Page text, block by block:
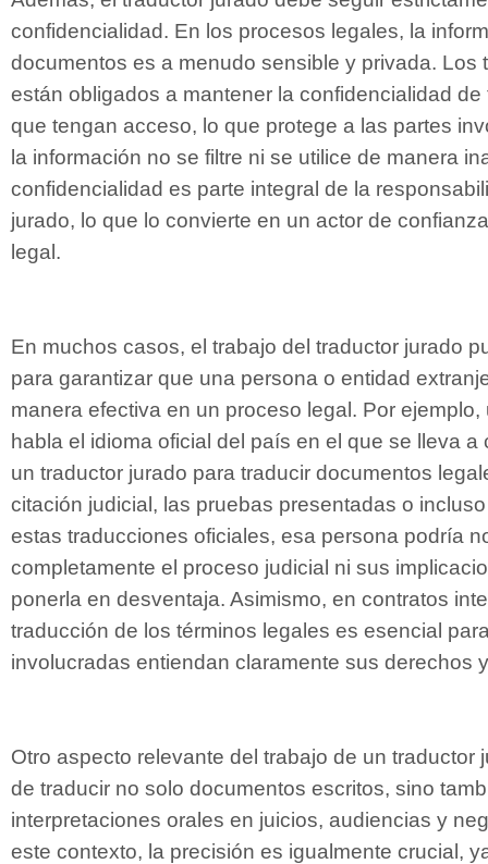
confidencialidad. En los procesos legales, la
documentos es a menudo sensible y privada. Los
están obligados a mantener la confidencialidad
que tengan acceso, lo que protege a las partes
la información no se filtre ni se utilice de manera
confidencialidad es parte integral de la
jurado, lo que lo convierte en un actor de
legal.
En muchos casos, el trabajo del traductor jurado
para garantizar que una persona o entidad
manera efectiva en un proceso legal. Por
habla el idioma oficial del país en el que se lleva
un traductor jurado para traducir documentos
citación judicial, las pruebas presentadas o
estas traducciones oficiales, esa persona podría
completamente el proceso judicial ni sus
ponerla en desventaja. Asimismo, en contratos
traducción de los términos legales es esencial
involucradas entiendan claramente sus derechos
Otro aspecto relevante del trabajo de un traductor
de traducir no solo documentos escritos, sino
interpretaciones orales en juicios, audiencias y
este contexto, la precisión es igualmente crucial,